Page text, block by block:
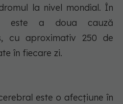
la nivel mondial. În
este a doua cauză
cu aproximativ 250 de
în fiecare zi.
este o afecțiune în